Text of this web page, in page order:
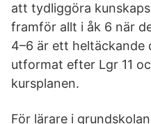
att tydliggöra
framför allt i åk 6 när
4–6 är ett heltäckande
utformat efter Lgr 11
kursplanen.
För lärare i